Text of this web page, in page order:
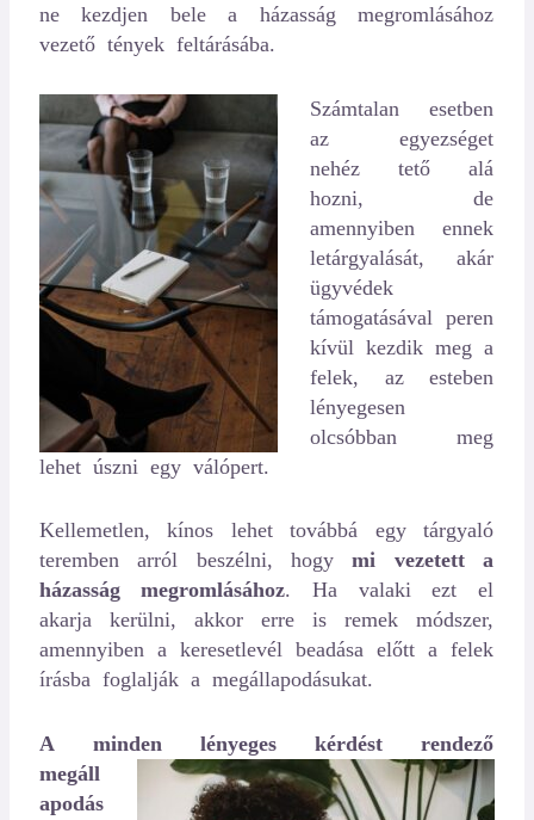
ne kezdjen bele a házasság megromlásához
vezető tények feltárásába.
Számtalan esetben
az egyezséget
nehéz tető alá
hozni, de
amennyiben ennek
letárgyalását, akár
ügyvédek
támogatásával peren
kívül kezdik meg a
felek, az esteben
lényegesen
olcsóbban meg
lehet úszni egy válópert.
Kellemetlen, kínos lehet továbbá egy tárgyaló
teremben arról beszélni, hogymi vezetett a
házasság megromlásához. Ha valaki ezt el
akarja kerülni, akkor erre is remek módszer,
amennyiben a keresetlevél beadása előtt a felek
írásba foglalják a megállapodásukat.
A minden lényeges kérdést rendező
megáll
apodás